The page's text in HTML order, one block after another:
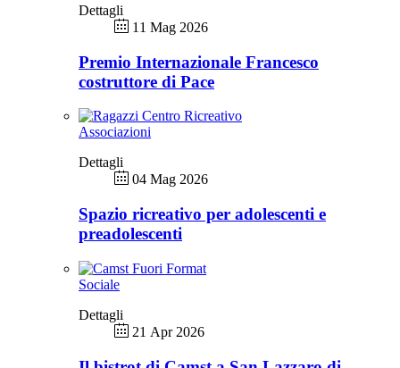
Dettagli
11 Mag 2026
Premio Internazionale Francesco
costruttore di Pace
Associazioni
Dettagli
04 Mag 2026
Spazio ricreativo per adolescenti e
preadolescenti
Sociale
Dettagli
21 Apr 2026